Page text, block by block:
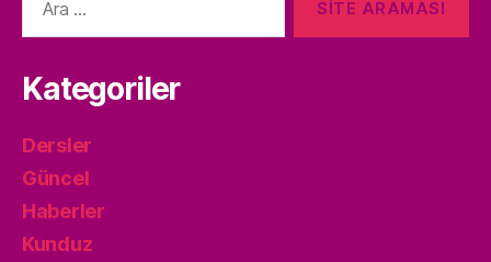
yap:
Kategoriler
Dersler
Güncel
Haberler
Kunduz